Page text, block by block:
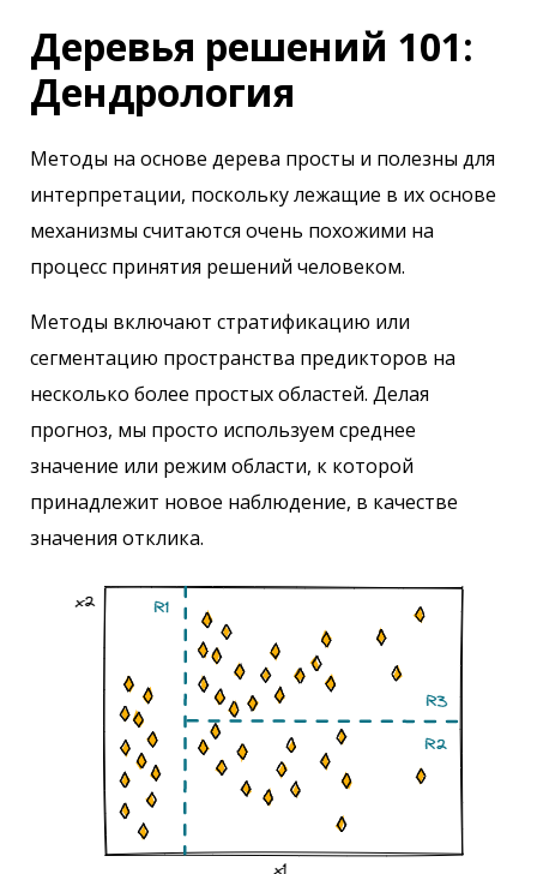
Деревья решений 101:
Дендрология
Методы на основе дерева просты и полезны для
интерпретации, поскольку лежащие в их основе
механизмы считаются очень похожими на
процесс принятия решений человеком.
Методы включают стратификацию или
сегментацию пространства предикторов на
несколько более простых областей. Делая
прогноз, мы просто используем среднее
значение или режим области, к которой
принадлежит новое наблюдение, в качестве
значения отклика.